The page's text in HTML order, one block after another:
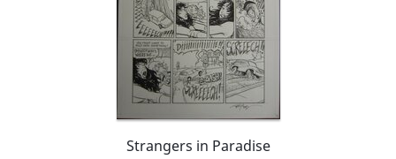
dans l'esprit des célèbres "whodunit" des
années trente. Texte (c) BD Gest'
Strangers in Paradise